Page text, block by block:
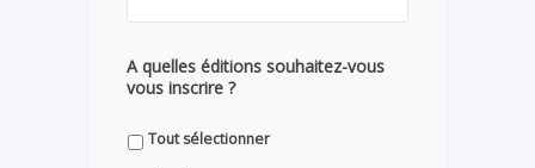
A quelles éditions souhaitez-vous
vous inscrire ?
Tout sélectionner